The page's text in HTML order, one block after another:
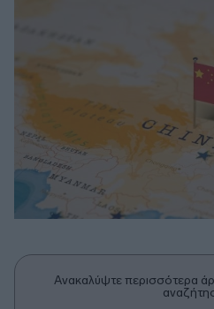
Ανακαλύψτε περισσότερα